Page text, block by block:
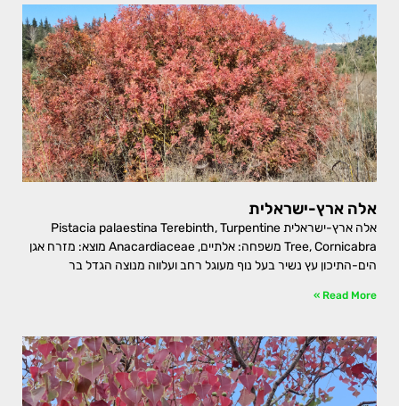
אלה ארץ-ישראלית
אלה ארץ-ישראלית Pistacia palaestina Terebinth, Turpentine
Tree, Cornicabra משפחה: אלתיים, Anacardiaceae מוצא: מזרח אגן
הים-התיכון עץ נשיר בעל נוף מעוגל רחב ועלווה מנוצה הגדל בר
Read More »